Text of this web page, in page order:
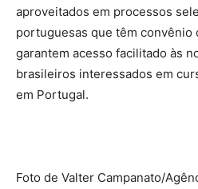
aproveitados em processos
portuguesas que têm convênio
garantem acesso facilitado às
brasileiros interessados em
em Portugal.
Foto de Valter Campanato/